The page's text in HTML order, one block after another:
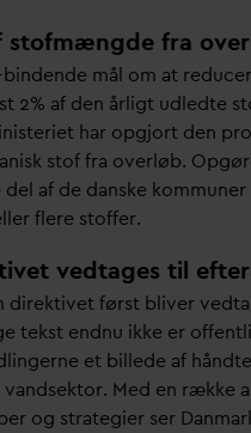
stofmængde fra
bindende mål om at
2% af den årligt udledte
har opgjort den
stof fra overløb.
af de danske
flere stoffer.
vedtages til
direktivet først bliver
tekst endnu ikke er
et billede af
vandsektor. Med en række
og strategier ser D